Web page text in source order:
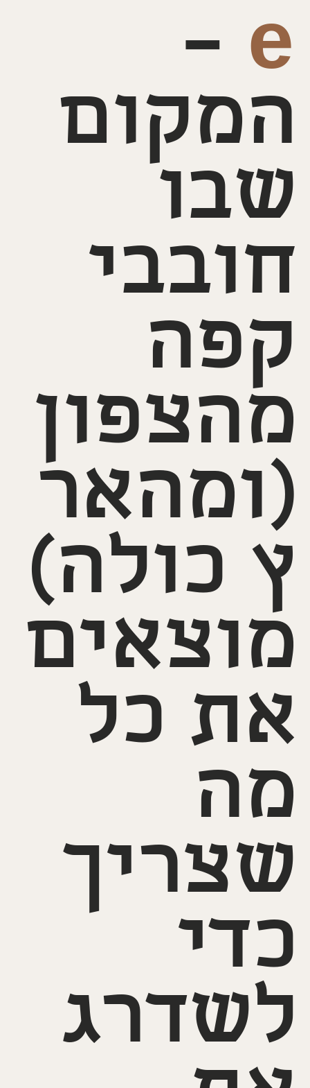
e
–
המקום
שבו
חובבי
קפה
מהצפון
(ומהאר
ץ כולה)
מוצאים
את כל
מה
שצריך
כדי
לשדרג